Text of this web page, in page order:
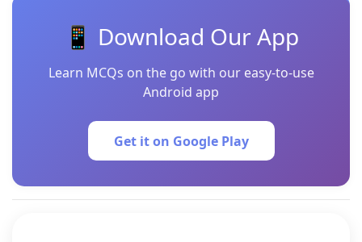
📱 Download Our App
Learn MCQs on the go with our easy-to-use
Android app
Get it on Google Play